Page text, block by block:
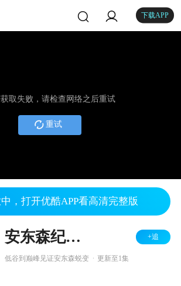
下载APP
取失败，请检查网络之后重试
重试
，打开优酷APP看高清完整版
安东森纪录片 +追
低谷到巅峰见证安东森蜕变 更新至1集